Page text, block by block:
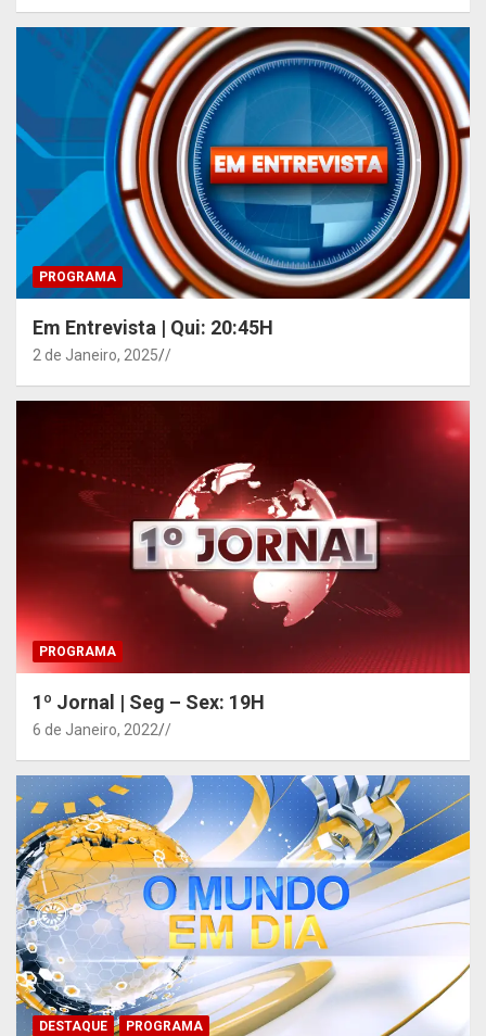
PROGRAMA
Em Entrevista | Qui: 20:45H
2 de Janeiro, 2025 /
PROGRAMA
1º Jornal | Seg – Sex: 19H
6 de Janeiro, 2022 /
DESTAQUE PROGRAMA